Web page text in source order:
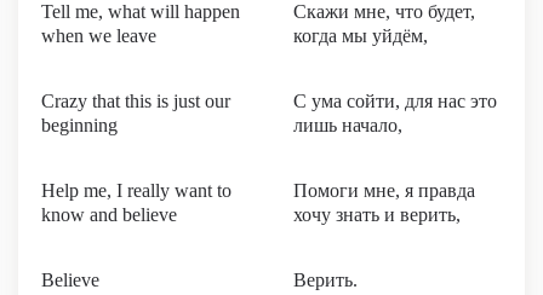
Tell me, what will happen
when we leave
Скажи мне, что будет,
когда мы уйдём,
Crazy that this is just our
beginning
С ума сойти, для нас это
лишь начало,
Help me, I really want to
know and believe
Помоги мне, я правда
хочу знать и верить,
Believe Верить.